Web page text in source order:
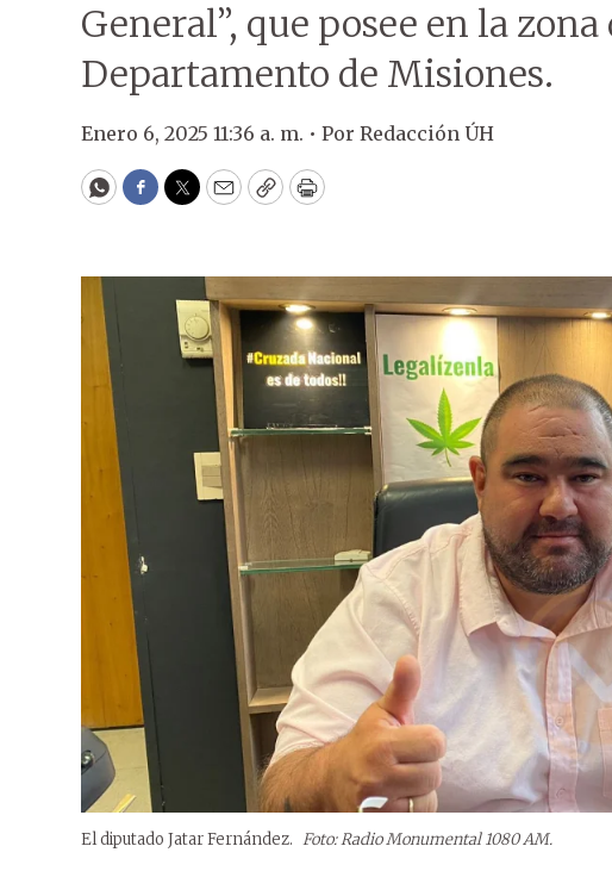
General”, que posee en la zona
Departamento de Misiones.
Enero 6, 2025 11:36 a. m. • Por Redacción ÚH
WhatsApp
Facebook
Twitter
EmailCopyPrint
El diputado Jatar Fernández. Foto: Radio Monumental 1080 AM.